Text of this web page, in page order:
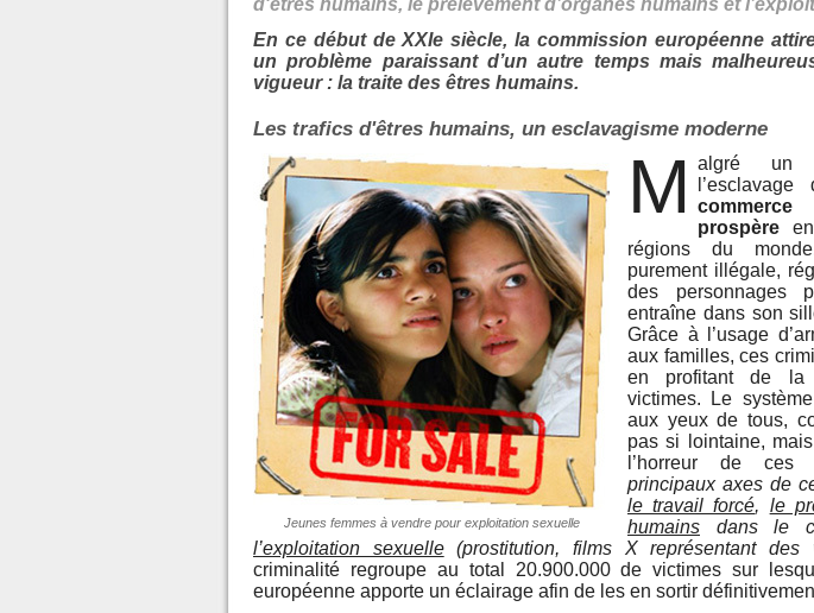
d'êtres humains, le prélèvement d’organes humains et
En ce début de XXIe siècle, la commission européenne
un problème paraissant d’un autre temps mais
vigueur : la traite des êtres humains.
Les trafics d'êtres humains, un esclavagisme moderne
Jeunes femmes à vendre pour exploitation sexuelle
M
algré un
prospère
régions du
purement illégale,
des personnages
entraîne dans son
Grâce à l’usage
aux familles, ces
en profitant de la
victimes. Le
aux yeux de tous,
pas si lointaine,
l’horreur de ces
principaux axes de
le travail forcé, le
humains dans le
l’exploitation sexuelle(prostitution, films X représentant des
criminalité regroupe au total 20.900.000 de victimes sur
européenne apporte un éclairage afin de les en sortir